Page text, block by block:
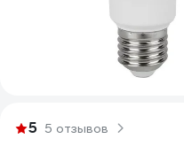
5 5 отзывов